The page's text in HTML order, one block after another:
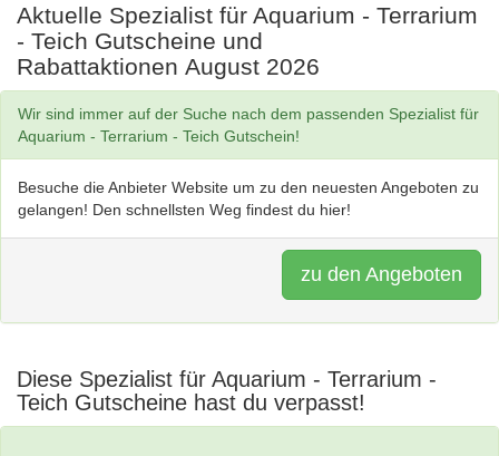
Aktuelle Spezialist für Aquarium - Terrarium
- Teich Gutscheine und
Rabattaktionen August 2026
Wir sind immer auf der Suche nach dem passenden Spezialist für
Aquarium - Terrarium - Teich Gutschein!
Besuche die Anbieter Website um zu den neuesten Angeboten zu
gelangen! Den schnellsten Weg findest du hier!
zu den Angeboten
Diese Spezialist für Aquarium - Terrarium -
Teich Gutscheine hast du verpasst!